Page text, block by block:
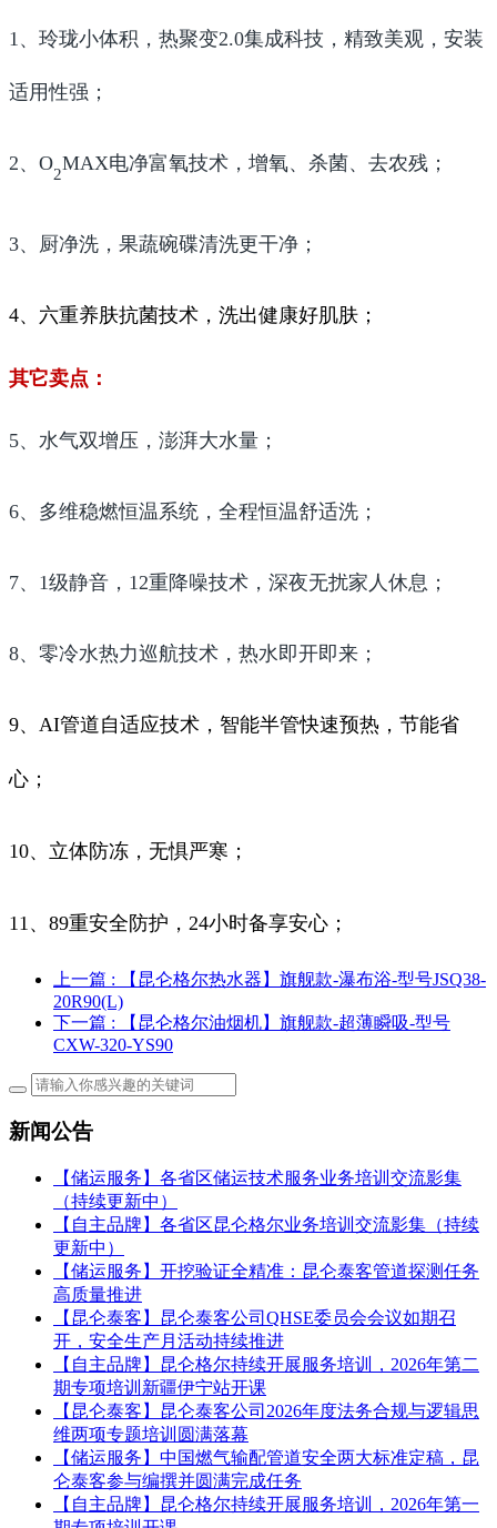
1、玲珑小体积，热聚变2.0集成科技，精致美观，安装
适用性强；
2、O2MAX电净富氧技术，增氧、杀菌、去农残；
3、厨净洗，果蔬碗碟清洗更干净；
4、六重养肤抗菌技术，洗出健康好肌肤；
其它卖点：
5、水气双增压，澎湃大水量；
6、多维稳燃恒温系统，全程恒温舒适洗；
7、1级静音，12重降噪技术，深夜无扰家人休息；
8、零冷水热力巡航技术，热水即开即来；
9、AI管道自适应技术，智能半管快速预热，节能省
心；
10、立体防冻，无惧严寒；
11、89重安全防护，24小时备享安心；
上一篇 : 【昆仑格尔热水器】旗舰款-瀑布浴-型号JSQ38-
20R90(L)
下一篇 : 【昆仑格尔油烟机】旗舰款-超薄瞬吸-型号
CXW-320-YS90
新闻公告
【储运服务】各省区储运技术服务业务培训交流影集
（持续更新中）
【自主品牌】各省区昆仑格尔业务培训交流影集（持续
更新中）
【储运服务】开挖验证全精准：昆仑泰客管道探测任务
高质量推进
【昆仑泰客】昆仑泰客公司QHSE委员会会议如期召
开，安全生产月活动持续推进
【自主品牌】昆仑格尔持续开展服务培训，2026年第二
期专项培训新疆伊宁站开课
【昆仑泰客】昆仑泰客公司2026年度法务合规与逻辑思
维两项专题培训圆满落幕
【储运服务】中国燃气输配管道安全两大标准定稿，昆
仑泰客参与编撰并圆满完成任务
【自主品牌】昆仑格尔持续开展服务培训，2026年第一